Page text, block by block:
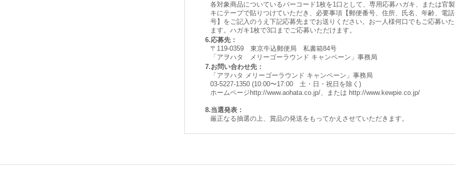
各対象商品についているバーコード1枚を1口として、専用応募ハガキ、または官
キにテープで貼りつけていただき、必要事項【郵便番号、住所、氏名、年齢、電
号】をご記入のうえ下記応募先までお送りください。お一人様何口でもご応募い
ます。ハガキ1枚で3口までご応募いただけます。
6.応募先：
〒119-0359 東京牛込郵便局 私書箱84号
「アヲハタ メリーゴーラウンド キャンペーン」事務局
7.お問い合わせ先：
「アヲハタ メリーゴーラウンド キャンペーン」事務局
03-5227-1350 (10:00〜17:00 土・日・祝日を除く)
ホームページ http://www.aohata.co.jp/、または http://www.kewpie.co.jp/
8.当選発表：
厳正なる抽選の上、賞品の発送をもってかえさせていただきます。